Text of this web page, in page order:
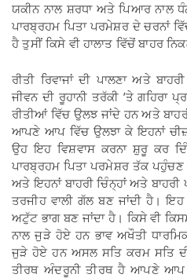
ਯਕੀਨ ਨਾਲ ਸ਼ਰਧਾ ਅਤੇ ਪਿਆਰ ਨਾਲ
ਪਾਰਬ੍ਰਹਮ ਪਿਤਾ ਪਰਮੇਸ਼ਰ ਦੇ ਚਰਨਾਂ
ਹੈ ਤੁਸੀਂ ਕਿਸੇ ਵੀ ਹਾਲਾਤ ਵਿੱਚੋਂ ਬਾਹਰ
ਰੀਤੀ ਰਿਵਾਜਾਂ ਦੀ ਪਾਲਣਾ ਅਤੇ
ਜੀਵਨ ਦੀ ਰੂਹਾਨੀ ਤਰੱਕੀ ’ਤੇ ਗਹਿਰਾ
ਰੀਤੀਆਂ ਵਿੱਚ ਉਲਝ ਜਾਂਦੇ ਹਨ ਅਤੇ
ਆਪਣੇ ਆਪ ਵਿੱਚ ਉਲਝਾ ਕੇ ਇਹਨਾਂ
ਉਹ ਇਹ ਵਿਸ਼ਵਾਸ ਕਰਨਾ ਸ਼ੁਰੂ ਕਰ
ਪਾਰਬ੍ਰਹਮ ਪਿਤਾ ਪਰਮੇਸ਼ਰ ਤੱਕ ਪਹੁੰਚਣ
ਅਤੇ ਇਹਨਾਂ ਬਾਹਰੀ ਚਿੰਨ੍ਹਾਂ ਅਤੇ
ਤਰਜੀਹ ਵਾਲੀ ਗੱਲ ਬਣ ਜਾਂਦੀ ਹੈ। ਇਹ
ਅਟੁੱਟ ਭਾਗ ਬਣ ਜਾਂਦਾ ਹੈ। ਕਿਸੇ ਵੀ
ਨਾਲ ਜੁੜੇ ਹੋਏ ਹਨ ਭਾਵ ਅਖੌਤੀ
ਜੁੜੇ ਹੋਏ ਹਨ ਅਸਲ ਸਤਿ ਕਰਮ ਸਤਿ
ਤੀਰਥ ਅੰਦਰੂਨੀ ਤੀਰਥ ਹੈ ਆਪਣੇ ਆਪ